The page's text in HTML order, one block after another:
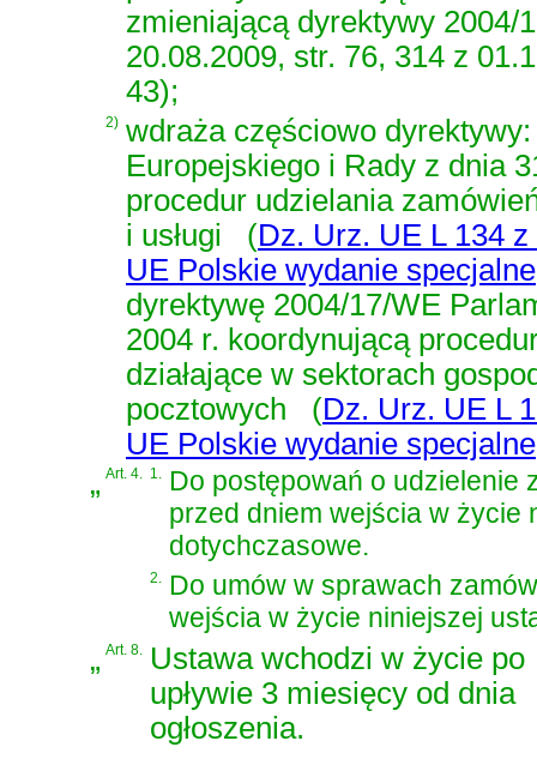
zmieniającą dyrektywy 2004/
20.08.2009, str. 76, 314 z
43);
2) wdraża częściowo
Europejskiego i Rady z dnia
procedur udzielania
i usługi
(Dz. Urz. UE L 134
UE Polskie wydanie
dyrektywę 2004/17/WE
2004 r. koordynującą
działające w sektorach
pocztowych
(Dz. Urz. UE L
UE Polskie wydanie
„Art. 4. 1. Do postępowań o udzielenie
przed dniem wejścia w życie
dotychczasowe.
2. Do umów w sprawach
wejścia w życie niniejszej
„Art. 8. Ustawa wchodzi w życie po
upływie 3 miesięcy od dnia
ogłoszenia.